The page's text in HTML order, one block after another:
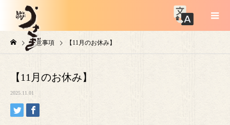
注意事項 【11月のお休み】
【11月のお休み】
2025.11.01